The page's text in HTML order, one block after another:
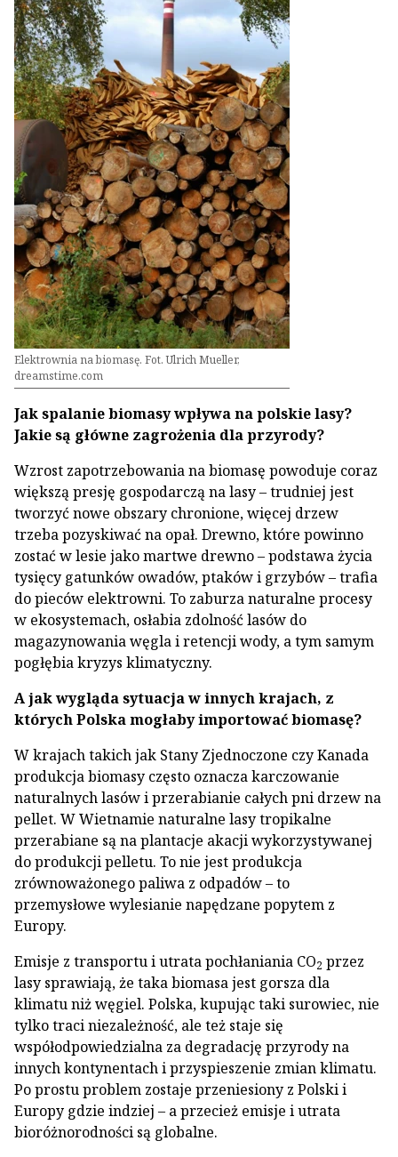
Elektrownia na biomasę. Fot. Ulrich Mueller,
dreamstime.com
Jak spalanie biomasy wpływa na polskie lasy?
Jakie są główne zagrożenia dla przyrody?
Wzrost zapotrzebowania na biomasę powoduje coraz
większą presję gospodarczą na lasy – trudniej jest
tworzyć nowe obszary chronione, więcej drzew
trzeba pozyskiwać na opał. Drewno, które powinno
zostać w lesie jako martwe drewno – podstawa życia
tysięcy gatunków owadów, ptaków i grzybów – trafia
do pieców elektrowni. To zaburza naturalne procesy
w ekosystemach, osłabia zdolność lasów do
magazynowania węgla i retencji wody, a tym samym
pogłębia kryzys klimatyczny.
A jak wygląda sytuacja w innych krajach, z
których Polska mogłaby importować biomasę?
W krajach takich jak Stany Zjednoczone czy Kanada
produkcja biomasy często oznacza karczowanie
naturalnych lasów i przerabianie całych pni drzew na
pellet. W Wietnamie naturalne lasy tropikalne
przerabiane są na plantacje akacji wykorzystywanej
do produkcji pelletu. To nie jest produkcja
zrównoważonego paliwa z odpadów – to
przemysłowe wylesianie napędzane popytem z
Europy.
Emisje z transportu i utrata pochłaniania CO2 przez
lasy sprawiają, że taka biomasa jest gorsza dla
klimatu niż węgiel. Polska, kupując taki surowiec, nie
tylko traci niezależność, ale też staje się
współodpowiedzialna za degradację przyrody na
innych kontynentach i przyspieszenie zmian klimatu.
Po prostu problem zostaje przeniesiony z Polski i
Europy gdzie indziej – a przecież emisje i utrata
bioróżnorodności są globalne.